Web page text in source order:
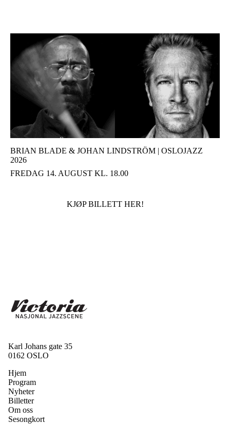
BRIAN BLADE & JOHAN LINDSTRÖM | OSLOJAZZ
2026
FREDAG 14. AUGUST KL. 18.00
KJØP BILLETT HER!
Karl Johans gate 35
0162 OSLO
Hjem
Program
Nyheter
Billetter
Om oss
Sesongkort